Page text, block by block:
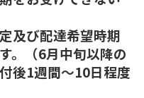
及び配達希望時期
。（6月中旬以降の
後1週間～10日程度